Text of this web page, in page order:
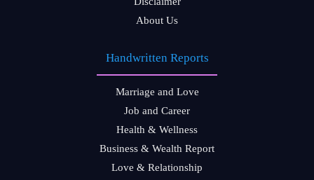
About Us
Handwritten Reports
Marriage and Love
Job and Career
Health & Wellness
Business & Wealth Report
Love & Relationship